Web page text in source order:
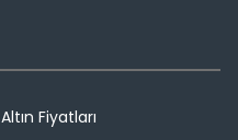
Altın Fiyatları